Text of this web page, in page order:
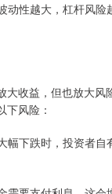
动性越大，杠杆风
大收益，但也放大风
下风险：
幅下跌时，投资者自